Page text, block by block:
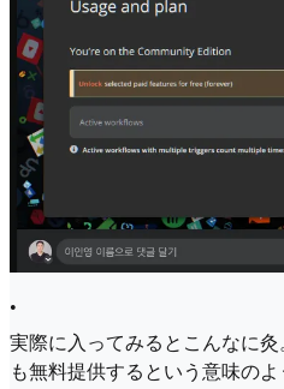
•
実際に入ってみるとこんなに灸
も無料提供するという意味のよ